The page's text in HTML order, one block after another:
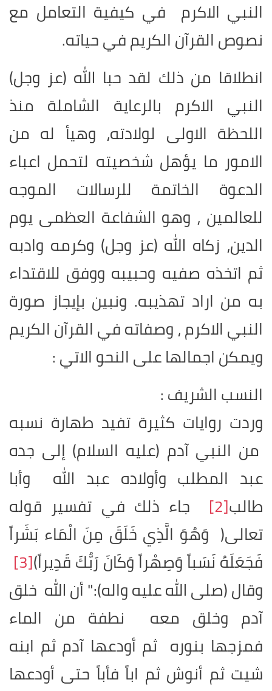
النبي الاكرم في كيفية التعامل مع
نصوص القرآن الكريم في حياته.
انطلاقا من ذلك لقد حبا الله (عز وجل)
النبي الاكرم بالرعاية الشاملة منذ
اللحظة الاولى لولادته، وهيأ له من
الامور ما يؤهل شخصيته لتحمل اعباء
الدعوة الخاتمة للرسالات الموجه
للعالمين ، وهو الشفاعة العظمى يوم
الدين، زكاه الله (عز وجل) وكرمه وادبه
ثم اتخذه صفيه وحبيبه ووفق للاقتداء
به من اراد تهذيبه. ونبين بإيجاز صورة
النبي الاكرم ، وصفاته في القرآن الكريم
ويمكن اجمالها على النحو الاتي :
النسب الشريف :
وردت روايات كثيرة تفيد طهارة نسبه
من النبي آدم (عليه السلام) إلى جده
عبد المطلب وأولاده عبد الله وأبا
طالب[2] جاء ذلك في تفسير قوله
تعالى) وَهُوَ الَّذِي خَلَقَ مِنَ الْمَاء بَشَراً
فَجَعَلَهُ نَسَباً وَصِهْراً وَكَانَ رَبُّكَ قَدِيراً(
[3]
وقال (صلى الله عليه واله):" أن الله خلق
آدم وخلق معه نطفة من الماء
فمزجها بنوره ثم أودعها آدم ثم ابنه
شيت ثم أنوش ثم اباً فأباً حتى أودعها